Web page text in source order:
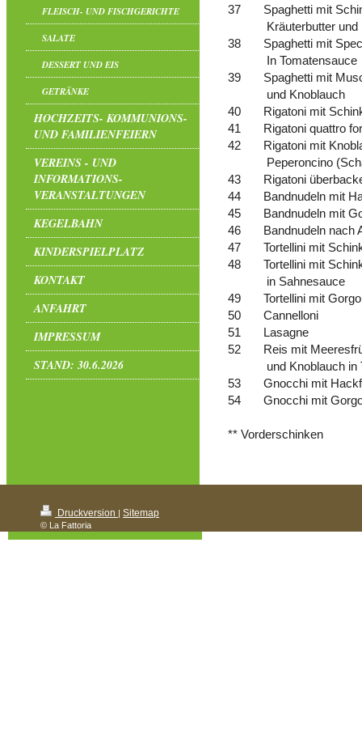
FLEISCH- UND FISCHGERICHTE
SALATE
DESSERT UND EIS
GETRÄNKE
HOCHZEITS- KOMMUNIONS-
UND FAMILIENFEIERN
VEREINS - UND
INFORMATIONS-
VERANSTALTUNGEN
KEGELBAHN
KINDERSPIELPLATZ
KONTAKT
ANFAHRT
IMPRESSUM
STAND: 30.6.2026
37
Spaghetti mit
Kräuterbutter und
38
Spaghetti mit
In Tomatensauce
39
Spaghetti mit
und Knoblauch
40
Rigatoni mit
41
Rigatoni quattro
42
Rigatoni mit
Peperoncino
43
Rigatoni
44
Bandnudeln mit
45
Bandnudeln mit
46
Bandnudeln nach
47
Tortellini mit
48
Tortellini mit
in Sahnesauce
49
Tortellini mit
50
Cannelloni
51
Lasagne
52
Reis mit
und Knoblauch in
53
Gnocchi mit
54
Gnocchi mit
** Vorderschinken
Druckversion | Sitemap
© La Fattoria